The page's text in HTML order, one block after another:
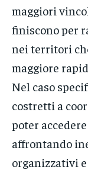
maggiori
finiscono per
nei territori
maggiore
Nel caso
costretti a
poter
affrontando
organizzativi